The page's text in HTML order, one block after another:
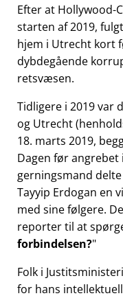
Efter at Hollywood-
starten af 2019,
hjem i Utrecht kort
dybdegående
retsvæsen.
Tidligere i 2019 var
og Utrecht
18. marts 2019,
Dagen før
gerningsmand
Tayyip Erdogan en
med sine følgere.
reporter til at
forbindelsen?
Folk i
for hans